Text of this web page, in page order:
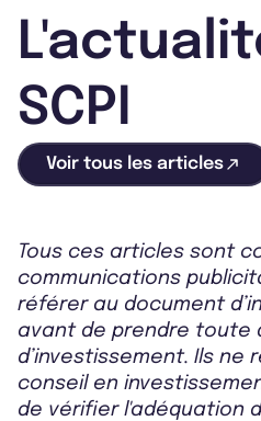
SCPI
Voir tous les articles
Tous ces articles sont
communications
référer au document
avant de prendre toute
d’investissement. Ils ne
conseil en
de vérifier l'adéquation